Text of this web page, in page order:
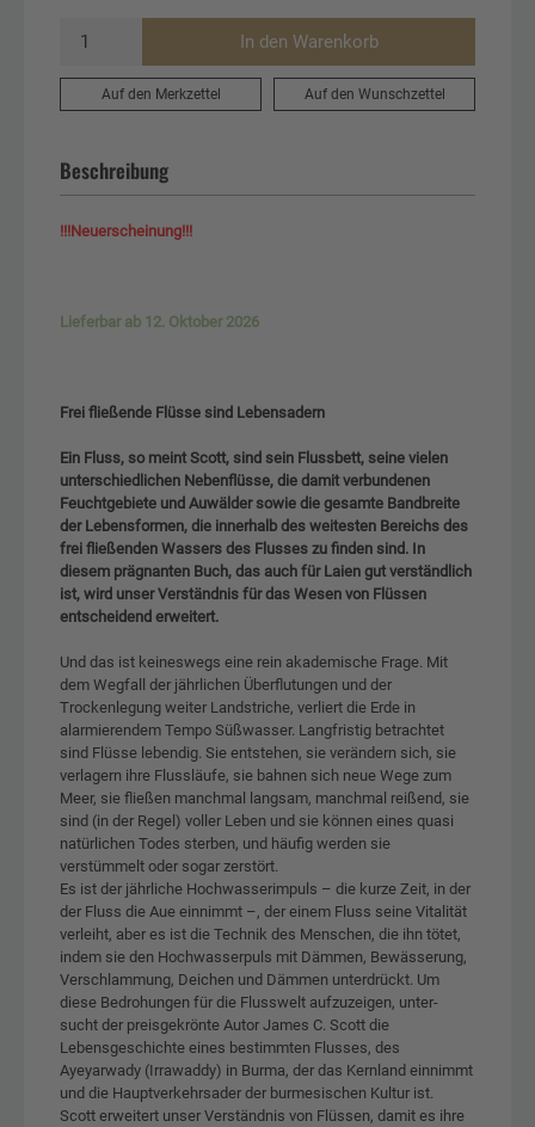
In den Warenkorb
Auf den Merkzettel Auf den Wunschzettel
Beschreibung
!!!Neuerscheinung!!!
Lieferbar ab 12. Oktober 2026
Frei fließende Flüsse sind Lebensadern
Ein Fluss, so meint Scott, sind sein Flussbett, seine vielen
unterschiedlichen Nebenflüsse, die damit verbundenen
Feuchtgebiete und Auwälder sowie die gesamte Bandbreite
der Lebensformen, die innerhalb des weitesten Bereichs des
frei fließenden Wassers des Flusses zu finden sind. In
diesem prägnanten Buch, das auch für Laien gut verständlich
ist, wird unser Verständnis für das Wesen von Flüssen
entscheidend erweitert.
Und das ist keineswegs eine rein akademische Frage. Mit
dem Wegfall der jährlichen Überflutungen und der
Trockenlegung weiter Landstriche, verliert die Erde in
alarmierendem Tempo Süßwasser. Langfristig betrachtet
sind Flüsse lebendig. Sie entstehen, sie verändern sich, sie
verlagern ihre Flussläufe, sie bahnen sich neue Wege zum
Meer, sie fließen manchmal langsam, manchmal reißend, sie
sind (in der Regel) voller Leben und sie können eines quasi
natürlichen Todes sterben, und häufig werden sie
verstümmelt oder sogar zerstört.
Es ist der jährliche Hochwasserimpuls – die kurze Zeit, in der
der Fluss die Aue einnimmt –, der einem Fluss seine Vitalität
verleiht, aber es ist die Technik des Menschen, die ihn tötet,
indem sie den Hochwasserpuls mit Dämmen, Bewässerung,
Verschlammung, Deichen und Dämmen unterdrückt. Um
diese Bedrohungen für die Flusswelt aufzuzeigen, unter-
sucht der preisgekrönte Autor James C. Scott die
Lebensgeschichte eines bestimmten Flusses, des
Ayeyarwady (Irrawaddy) in Burma, der das Kernland einnimmt
und die Hauptverkehrsader der burmesischen Kultur ist.
Scott erweitert unser Verständnis von Flüssen, damit es ihre